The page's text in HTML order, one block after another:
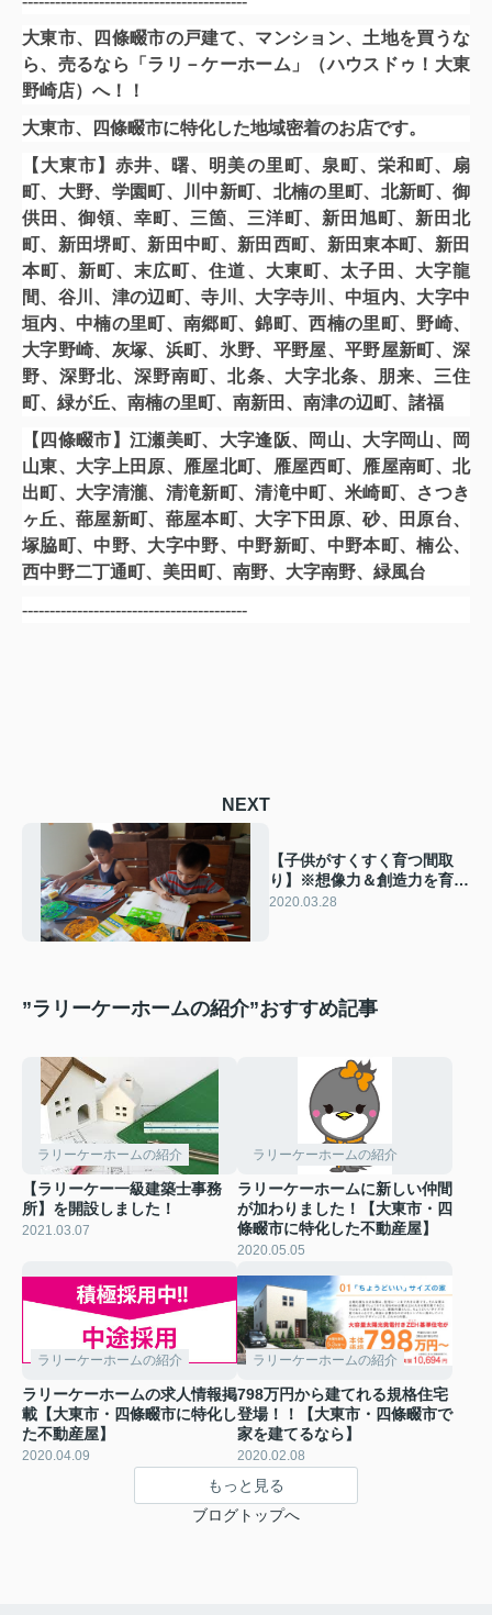
大東市、四條畷市の戸建て、マンション、土地を買うな
ら、 売るなら「ラリ－ケーホーム」（ハウスドゥ！大東
野崎店）へ！！
大東市、四條畷市に特化した地域密着のお店です。
【大東市】赤井、曙、明美の里町、泉町、栄和町、扇
町、大野、学園町、川中新町、北楠の里町、北新町、御
供田、御領、幸町、三箇、三洋町、新田旭町、新田北
町、新田堺町、新田中町、新田西町、新田東本町、新田
本町、新町、末広町、住道、大東町、太子田、大字龍
間、谷川、津の辺町、寺川、大字寺川、中垣内、大字中
垣内、中楠の里町、南郷町、錦町、西楠の里町、野崎、
大字野崎、灰塚、浜町、氷野、平野屋、平野屋新町、深
野、深野北、深野南町、北条、大字北条、朋来、三住
町、緑が丘、南楠の里町、南新田、南津の辺町、諸福
【四條畷市】江瀬美町、大字逢阪、岡山、大字岡山、岡
山東、大字上田原、雁屋北町、雁屋西町、雁屋南町、北
出町、大字清瀧、清滝新町、清滝中町、米崎町、さつき
ヶ丘、蔀屋新町、蔀屋本町、大字下田原、砂、田原台、
塚脇町、中野、大字中野、中野新町、中野本町、楠公、
西中野二丁通町、美田町、南野、大字南野、緑風台
-----------------------------------------
NEXT
【子供がすくすく育つ間取
り】※想像力＆創造力を育て
よう編※
2020.03.28
”ラリーケーホームの紹介”おすすめ記事
ラリーケーホームの紹介
【ラリーケー一級建築士事務
所】を開設しました！
2021.03.07
ラリーケーホームの紹介
ラリーケーホームに新しい仲間
が加わりました！【大東市・四
條畷市に特化した不動産屋】
2020.05.05
ラリーケーホームの紹介
ラリーケーホームの求人情報掲
載【大東市・四條畷市に特化し
た不動産屋】
2020.04.09
ラリーケーホームの紹介
798万円から建てれる規格住宅
登場！！【大東市・四條畷市で
家を建てるなら】
2020.02.08
もっと見る
ブログトップへ